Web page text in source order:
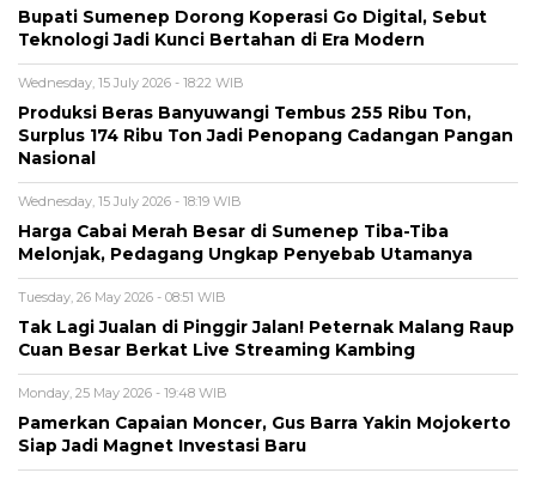
Bupati Sumenep Dorong Koperasi Go Digital, Sebut
Teknologi Jadi Kunci Bertahan di Era Modern
Wednesday, 15 July 2026 - 18:22 WIB
Produksi Beras Banyuwangi Tembus 255 Ribu Ton,
Surplus 174 Ribu Ton Jadi Penopang Cadangan Pangan
Nasional
Wednesday, 15 July 2026 - 18:19 WIB
Harga Cabai Merah Besar di Sumenep Tiba-Tiba
Melonjak, Pedagang Ungkap Penyebab Utamanya
Tuesday, 26 May 2026 - 08:51 WIB
Tak Lagi Jualan di Pinggir Jalan! Peternak Malang Raup
Cuan Besar Berkat Live Streaming Kambing
Monday, 25 May 2026 - 19:48 WIB
Pamerkan Capaian Moncer, Gus Barra Yakin Mojokerto
Siap Jadi Magnet Investasi Baru